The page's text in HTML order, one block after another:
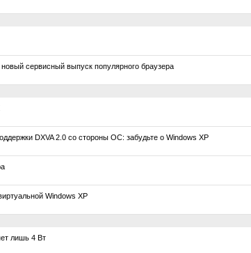
сервисный выпуск популярного браузера
DXVA 2.0 со стороны ОС: забудьте о Windows XP
Windows XP
лишь 4 Вт